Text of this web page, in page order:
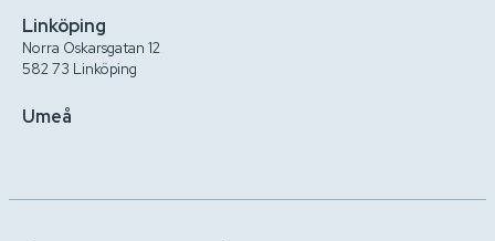
Linköping
Norra Oskarsgatan 12
582 73 Linköping
Umeå